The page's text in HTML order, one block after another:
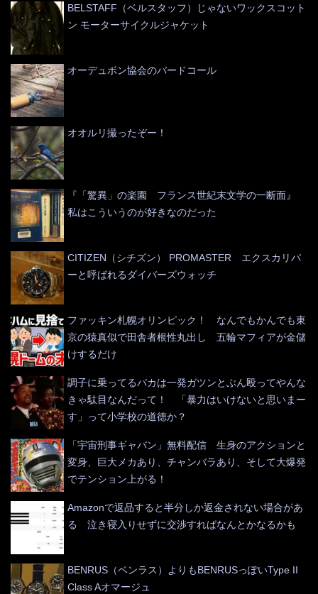
BELSTAFF（ベルスタッフ）じゃないワックスコット
ン モーターサイクルジャケット
オーデュボン協会のバードコール
オオルリ撮ったぞー！
『「驚異」の楽園 フランス世紀末文学の一断面』
私はこういうのが好きなのだった
CITIZEN（シチズン） PROMASTER エクスカリバ
ーと呼ばれるダイバーズウォッチ
ファッキン札幌オリンピック！ なんでもかんでも東
京の猿真似で田舎者根性丸出し 五輪マフィアが金儲
けするだけ
調子に乗ってるバカは一発ガツンとぶん殴ってやんな
きゃ駄目なんだって！ 「暴力はいけないと思いまー
す」って小学校の道徳か？
「宇宙刑事ギャバン」無料配信 生身のアクションと
変身、巨大メカあり、チャンバラあり、そして大爆発
でテンション上がる！
Amazonで返品すると半分しか返金されない場合があ
る 泣き寝入りせずに交渉すればなんとかなるかも
BENRUS（ベンラス）よりもBENRUSっぽいType II
Class Aオマージュ